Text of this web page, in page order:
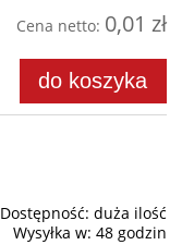
Cena netto: 0,01 zł
do koszyka
Dostępność: duża ilość
Wysyłka w: 48 godzin